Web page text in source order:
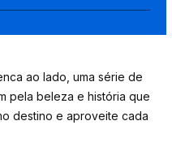
ao lado, uma série de
pela beleza e história que
destino e aproveite cada